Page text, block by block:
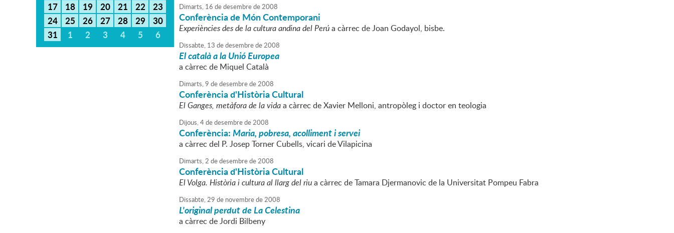
17
18 19 20 21 22
23
24
25 26 27 28 29
30
31
1 2 3 4 5 6
Dimarts, 16 dedesembrede2008
Conferència de Món Contemporani
Experiències des de la cultura andina del Perúa càrrec de Joan Godayol, bisbe.
Dissabte, 13 dedesembrede2008
El català a la Unió Europea
a càrrec de Miquel Català
Dimarts,9 dedesembrede2008
Conferència d'Història Cultural
El Ganges, metàfora de la vidaa càrrec de Xavier Melloni, antropòleg i doctor en teologia
Dijous,4dedesembrede2008
Conferència:Maria, pobresa, acolliment i servei
a càrrec del P. Josep Torner Cubells, vicari de Vilapicina
Dimarts,2 dedesembrede2008
Conferència d'Història Cultural
El Volga. Història i cultura al llarg del riua càrrec de Tamara Djermanovic de la Universitat Pompeu Fabra
Dissabte,29 de novembrede2008
L'original perdut de La Celestina
a càrrec de Jordi Bilbeny